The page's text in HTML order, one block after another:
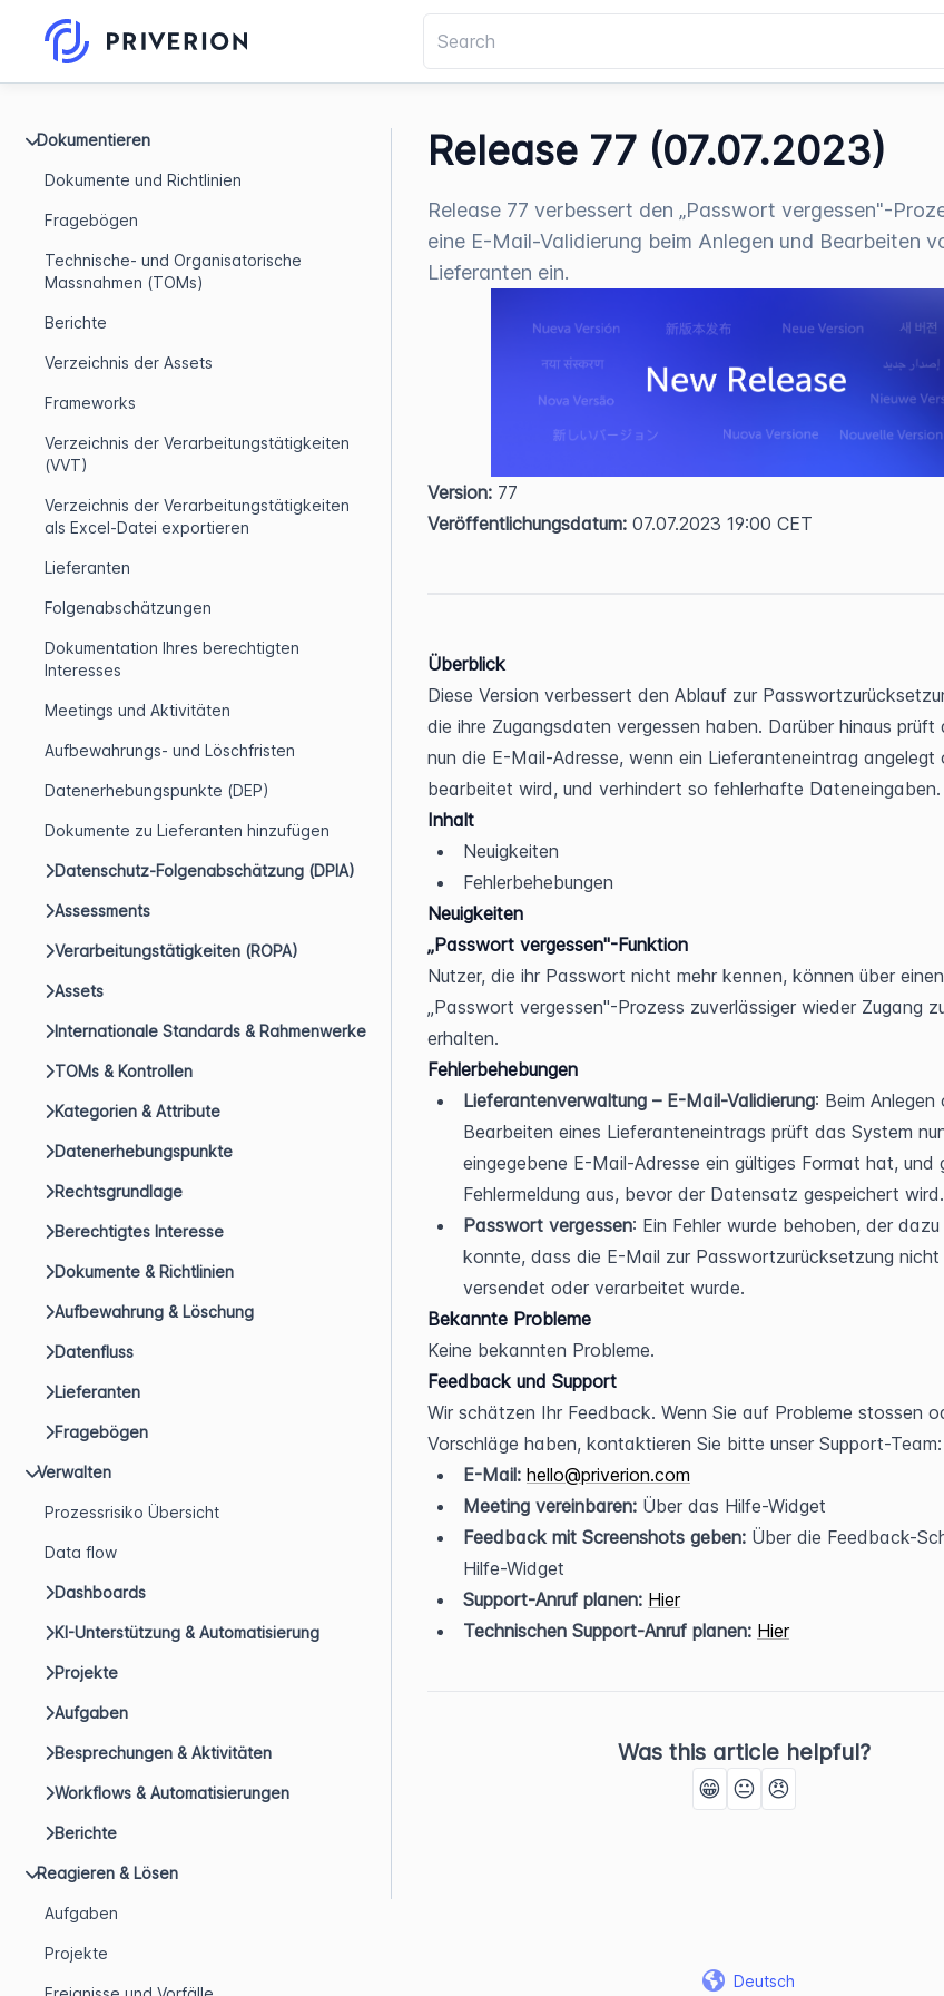
Dokumentieren
Dokumente und Richtlinien
Fragebögen
Technische- und Organisatorische
Massnahmen (TOMs)
Berichte
Verzeichnis der Assets
Frameworks
Verzeichnis der Verarbeitungstätigkeiten
(VVT)
Verzeichnis der Verarbeitungstätigkeiten
als Excel-Datei exportieren
Lieferanten
Folgenabschätzungen
Dokumentation Ihres berechtigten
Interesses
Meetings und Aktivitäten
Aufbewahrungs- und Löschfristen
Datenerhebungspunkte (DEP)
Dokumente zu Lieferanten hinzufügen
Datenschutz-Folgenabschätzung (DPIA)
Assessments
Verarbeitungstätigkeiten (ROPA)
Assets
Internationale Standards & Rahmenwerke
TOMs & Kontrollen
Kategorien & Attribute
Datenerhebungspunkte
Rechtsgrundlage
Berechtigtes Interesse
Dokumente & Richtlinien
Aufbewahrung & Löschung
Datenfluss
Lieferanten
Fragebögen
Verwalten
Prozessrisiko Übersicht
Data flow
Dashboards
KI-Unterstützung & Automatisierung
Projekte
Aufgaben
Besprechungen & Aktivitäten
Workflows & Automatisierungen
Berichte
Reagieren & Lösen
Aufgaben
Projekte
Release 77 (07.07.2023)
Release 77 verbessert den „Passwort vergessen"-
eine E-Mail-Validierung beim Anlegen und Bearbeiten
Lieferanten ein.
Version: 77
Veröffentlichungsdatum: 07.07.2023 19:00 CET
Überblick
Diese Version verbessert den Ablauf zur
die ihre Zugangsdaten vergessen haben. Darüber hinaus prüft
nun die E-Mail-Adresse, wenn ein Lieferanteneintrag angelegt
bearbeitet wird, und verhindert so fehlerhafte Dateneingaben.
Inhalt
Neuigkeiten
Fehlerbehebungen
Neuigkeiten
„Passwort vergessen"-Funktion
Nutzer, die ihr Passwort nicht mehr kennen, können über
„Passwort vergessen"-Prozess zuverlässiger wieder Zugang
erhalten.
Fehlerbehebungen
Lieferantenverwaltung – E-Mail-Validierung: Beim Anlegen
Bearbeiten eines Lieferanteneintrags prüft das System
eingegebene E-Mail-Adresse ein gültiges Format hat, und
Fehlermeldung aus, bevor der Datensatz gespeichert wird.
Passwort vergessen: Ein Fehler wurde behoben, der dazu
konnte, dass die E-Mail zur Passwortzurücksetzung
versendet oder verarbeitet wurde.
Bekannte Probleme
Keine bekannten Probleme.
Feedback und Support
Wir schätzen Ihr Feedback. Wenn Sie auf Probleme stossen
Vorschläge haben, kontaktieren Sie bitte unser Support-Team:
E-Mail: hello@priverion.com
Meeting vereinbaren: Über das Hilfe-Widget
Feedback mit Screenshots geben: Über die Feedback-
Hilfe-Widget
Support-Anruf planen: Hier
Technischen Support-Anruf planen: Hier
Was this article helpful?
😁 😐 😠
Deutsch